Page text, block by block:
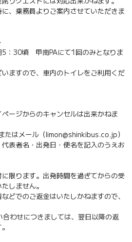
に、乗務員よりご案内させていただきま
5：30頃 甲南PAにて1回のみとなりま
ますので、車内のトイレをご利用くだ
ージからのキャンセルは出来かねま
たはメール（limon@shinkibus.co.jp）
表者名・出発日・便名を記入のうえお
に限ります。出発時間を過ぎてからの受
しません。
どでのご返金はいたしかねますので、
合わせにつきましては、翌日以降の返